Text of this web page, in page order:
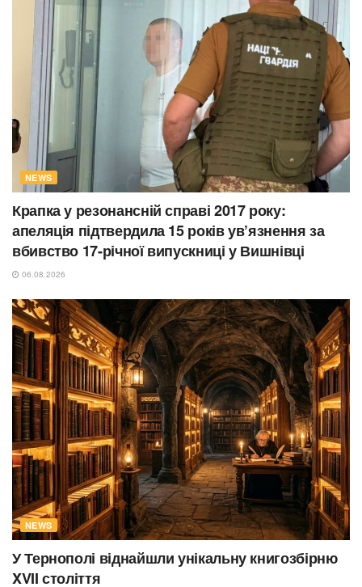
NEWS
Крапка у резонансній справі 2017 року:
апеляція підтвердила 15 років ув’язнення за
вбивство 17-річної випускниці у Вишнівці
06.08.2026
NEWS
У Тернополі віднайшли унікальну книгозбірню
XVII століття